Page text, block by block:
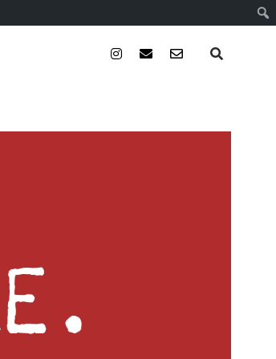
instagram
emailemail-